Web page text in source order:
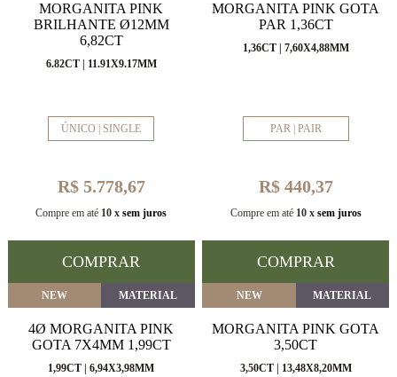
MORGANITA PINK
BRILHANTE Ø12MM
6,82CT
6.82CT | 11.91X9.17MM
ÚNICO | SINGLE
R$ 5.778,67
Compre em até 10 x sem juros
COMPRAR
MORGANITA PINK GOTA
PAR 1,36CT
1,36CT | 7,60X4,88MM
PAR | PAIR
R$ 440,37
Compre em até 10 x sem juros
COMPRAR
NEW MATERIAL
4Ø MORGANITA PINK
GOTA 7X4MM 1,99CT
1,99CT | 6,94X3,98MM
NEW MATERIAL
MORGANITA PINK GOTA
3,50CT
3,50CT | 13,48X8,20MM